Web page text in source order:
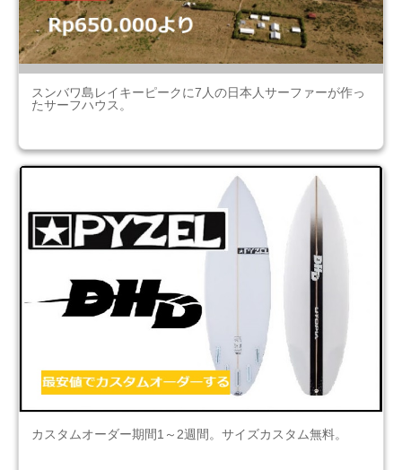
スンバワ島レイキーピークに7人の日本人サーファーが作っ
たサーフハウス。
カスタムオーダー期間1～2週間。サイズカスタム無料。